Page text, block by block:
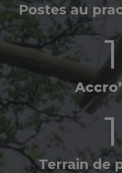
Postes au
1
1
Terrain de